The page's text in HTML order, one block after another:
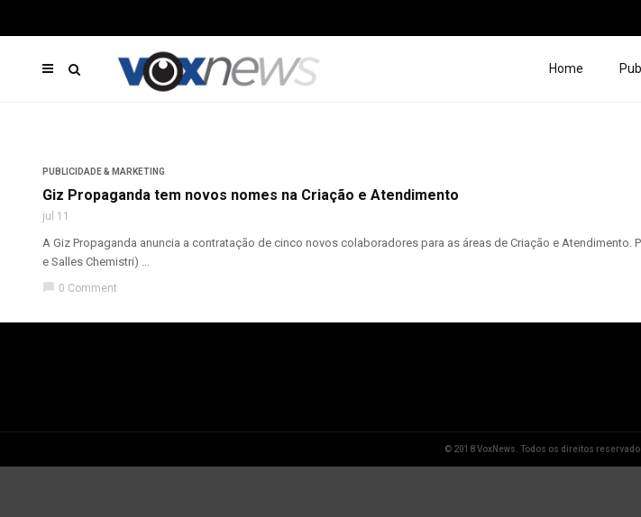
Home
PUBLICIDADE & MARKETING
Giz Propaganda tem novos nomes na Criação e Atendimento
jul 11
A Giz Propaganda anuncia a contratação de cinco novos colaboradores para as áreas de Criação e
e Salles Chemistri) ...
chat_bubble 0 Comment
© 2018 VoxNews. Todos os direitos